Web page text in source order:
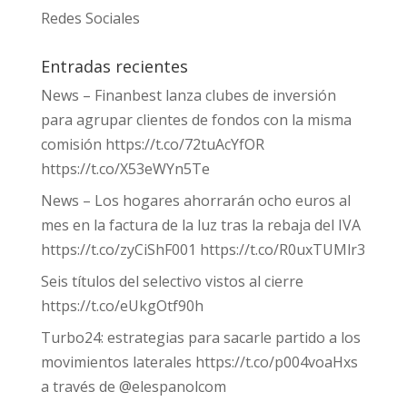
Redes Sociales
Entradas recientes
News – Finanbest lanza clubes de inversión
para agrupar clientes de fondos con la misma
comisión https://t.co/72tuAcYfOR
https://t.co/X53eWYn5Te
News – Los hogares ahorrarán ocho euros al
mes en la factura de la luz tras la rebaja del IVA
https://t.co/zyCiShF001 https://t.co/R0uxTUMlr3
Seis títulos del selectivo vistos al cierre
https://t.co/eUkgOtf90h
Turbo24: estrategias para sacarle partido a los
movimientos laterales https://t.co/p004voaHxs
a través de @elespanolcom